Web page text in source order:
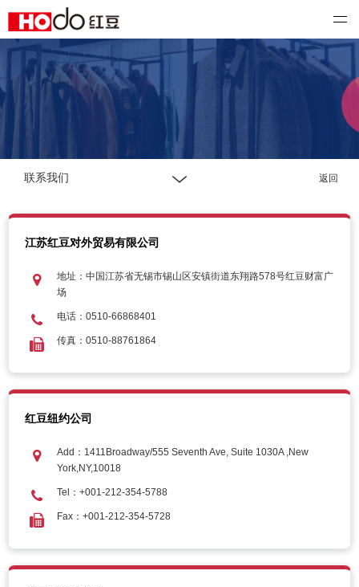
红豆国际
联系我们 返回
江苏红豆对外贸易有限公司
地址：中国江苏省无锡市锡山区安镇街道东翔路578号红豆财富广
场
电话：0510-66868401
传真：0510-88761864
红豆纽约公司
Add：1411Broadway/555 Seventh Ave, Suite 1030A ,New
York,NY,10018
Tel：+001-212-354-5788
Fax：+001-212-354-5728